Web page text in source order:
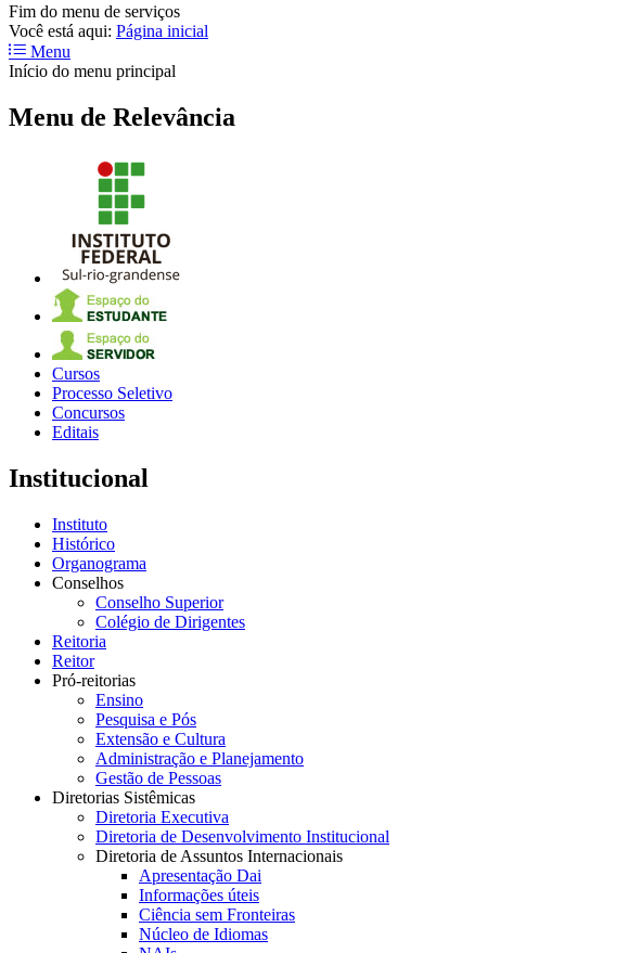
Fim do menu de serviços
Você está aqui: Página inicial
Menu
Início do menu principal
Menu de Relevância
Cursos
Processo Seletivo
Concursos
Editais
Institucional
Instituto
Histórico
Organograma
Conselhos
Conselho Superior
Colégio de Dirigentes
Reitoria
Reitor
Pró-reitorias
Ensino
Pesquisa e Pós
Extensão e Cultura
Administração e Planejamento
Gestão de Pessoas
Diretorias Sistêmicas
Diretoria Executiva
Diretoria de Desenvolvimento Institucional
Diretoria de Assuntos Internacionais
Apresentação Dai
Informações úteis
Ciência sem Fronteiras
Núcleo de Idiomas